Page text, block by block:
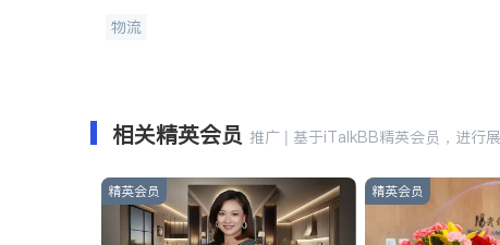
物流
相关精英会员 推广 | 基于iTalkBB精英会员，进行
精英会员 精英会员